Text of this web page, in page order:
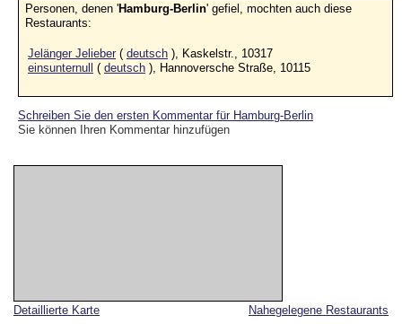
Nahegelegene Restaurants
Detaillierte Karte
Personen, denen 'Hamburg-Berlin' gefiel, mochten auch diese
Restaurants:
Jelänger Jelieber ( deutsch ), Kaskelstr., 10317
einsunternull
( deutsch ), Hannoversche Straße, 10115
Schreiben Sie den ersten Kommentar für Hamburg-Berlin
Sie können Ihren Kommentar hinzufügen